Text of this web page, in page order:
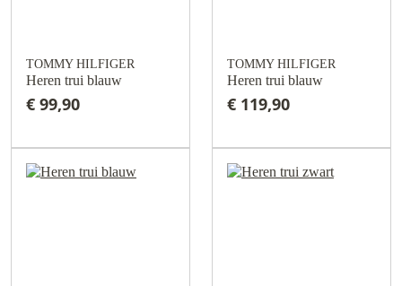
TOMMY HILFIGER
Heren trui blauw
€ 99,90
TOMMY HILFIGER
Heren trui blauw
€ 119,90